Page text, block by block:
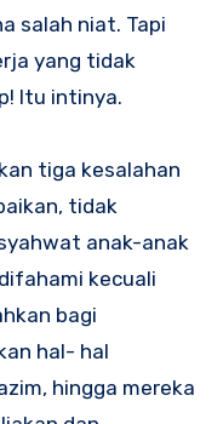
salah niat. Tapi
yang tidak
Itu intinya.
tiga kesalahan
tidak
anak-anak
kecuali
bagi
hal- hal
hingga mereka